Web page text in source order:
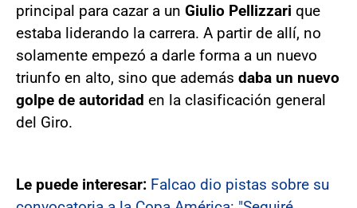
principal para cazar a un Giulio Pellizzari que
estaba liderando la carrera. A partir de allí, no
solamente empezó a darle forma a un nuevo
triunfo en alto, sino que además daba un nuevo
golpe de autoridad en la clasificación general
del Giro.
Le puede interesar: Falcao dio pistas sobre su